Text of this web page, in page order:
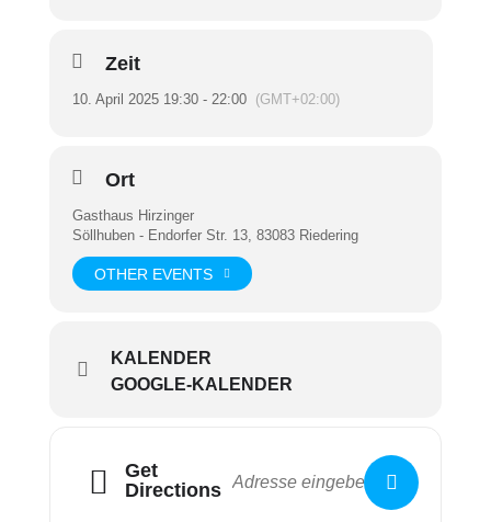
Zeit
10. April 2025 19:30 - 22:00 (GMT+02:00)
Ort
Gasthaus Hirzinger
Söllhuben - Endorfer Str. 13, 83083 Riedering
OTHER EVENTS
KALENDER
GOOGLE-KALENDER
Get
Directions